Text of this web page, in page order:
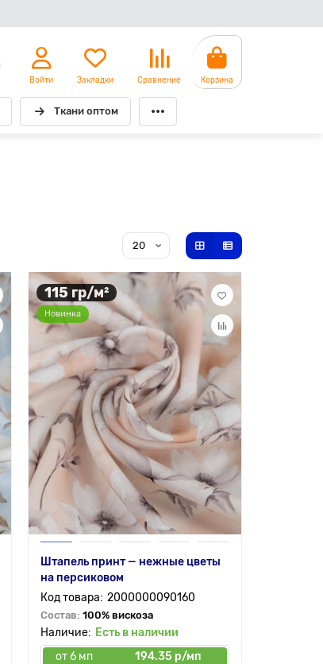
Войти Закладки Сравнение Корзина
Ткани оптом
115 гр/м²
Новинка
Штапель принт — нежные цветы
на персиковом
2000000090160
Состав: 100% вискоза
Есть в наличии
от 6 мп
194.35 р/мп